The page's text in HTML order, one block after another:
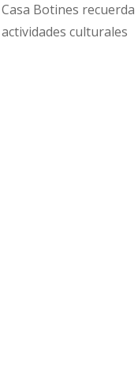
Casa Botines
actividades culturales